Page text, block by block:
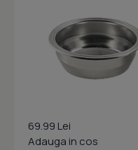
69.99 Lei
Adauga in cos